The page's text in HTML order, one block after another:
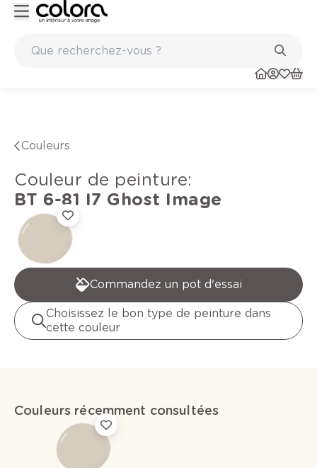
Couleurs
Couleur de peinture:
BT 6-81 I7 Ghost Image
Commandez un pot d'essai
Choisissez le bon type de peinture dans
cette couleur
Couleurs récemment consultées